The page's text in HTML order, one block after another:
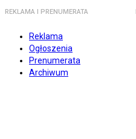
REKLAMA I PRENUMERATA
Reklama
Ogłoszenia
Prenumerata
Archiwum